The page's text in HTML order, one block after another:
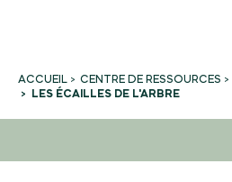
ACCUEIL CENTRE DE RESSOURCES
LES ÉCAILLES DE L'ARBRE